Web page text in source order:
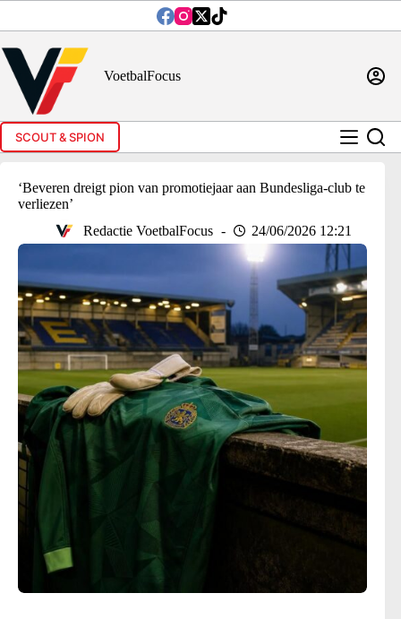
inhoud
VoetbalFocus
SCOUT & SPION
‘Beveren dreigt pion van promotiejaar aan Bundesliga-club te
verliezen’
Redactie VoetbalFocus
24/06/2026 12:21